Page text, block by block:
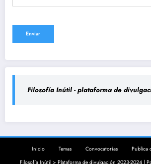
Filosofía Inútil - plataforma de
Inicio Temas Convocatorias
Publica
Filosofía Inútil > Plataforma de divulgación 2023-2024 |